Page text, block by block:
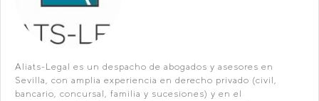
Aliats-Legal es un despacho de abogados y asesores en
Sevilla, con amplia experiencia en derecho privado (civil,
bancario, concursal, familia y sucesiones) y en el